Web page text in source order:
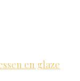
en glaze